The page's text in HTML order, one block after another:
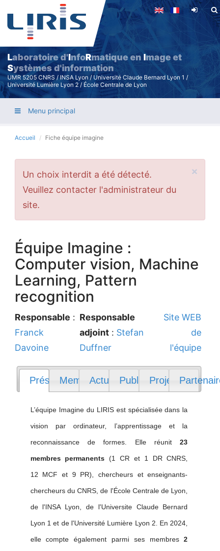
Aller
contenu
principal
Laboratoire d'InfoRmatique enImage et
Systèmes d'information
UMR 5205 CNRS / INSA Lyon / Université Claude Bernard Lyon 1 /
Université Lumière Lyon 2 / École Centrale de Lyon
Menu principal
Accueil Fiche équipe imagine
×
Message
d'erreur
Un choix interdit a été détecté.
Veuillez contacter l'administrateur du
site.
Équipe Imagine :
Computer vision, Machine
Learning, Pattern
recognition
Responsable :
Franck
Davoine
Responsable
adjoint : Stefan
Duffner
Site WEB
de
l'équipe
PrésentationMembresActualitésPublications
Projets
L’équipe Imagine du LIRIS est spécialisée dans la
vision par ordinateur, l’apprentissage et la
reconnaissance de formes. Elle réunit23
membres permanents (1 CR et 1 DR CNRS,
12 MCF et 9 PR), chercheurs et enseignants-
chercheurs du CNRS, de l'École Centrale de Lyon,
de l'INSA Lyon, de l'Universite Claude Bernard
Lyon 1 et de l'Université Lumière Lyon 2. En 2024,
elle compte également parmi ses membres2